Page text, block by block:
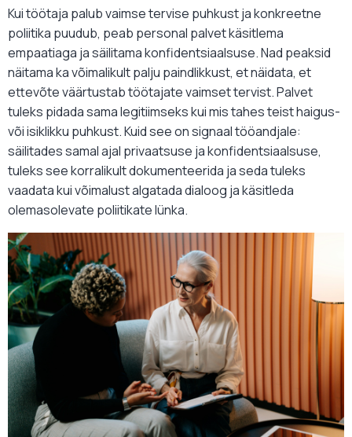
Kui töötaja palub vaimse tervise puhkust ja konkreetne
poliitika puudub, peab personal palvet käsitlema
empaatiaga ja säilitama konfidentsiaalsuse. Nad peaksid
näitama ka võimalikult palju paindlikkust, et näidata, et
ettevõte väärtustab töötajate vaimset tervist. Palvet
tuleks pidada sama legitiimseks kui mis tahes teist haigus-
või isiklikku puhkust. Kuid see on signaal tööandjale:
säilitades samal ajal privaatsuse ja konfidentsiaalsuse,
tuleks see korralikult dokumenteerida ja seda tuleks
vaadata kui võimalust algatada dialoog ja käsitleda
olemasolevate poliitikate lünka.